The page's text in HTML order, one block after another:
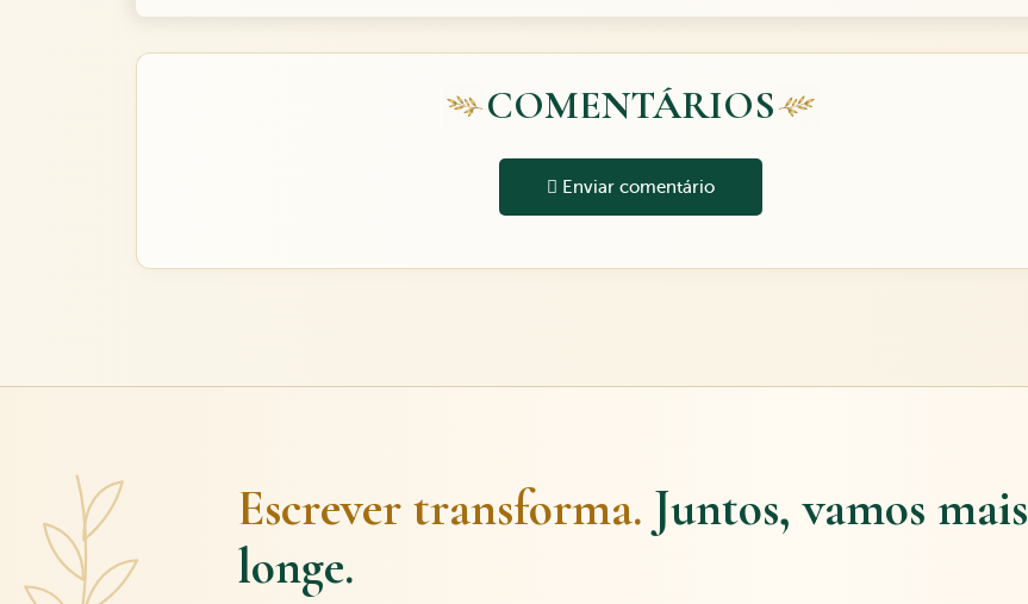
COMENTÁRIOS
Enviar comentário
Escrever transforma. Juntos, vamos mais
longe.